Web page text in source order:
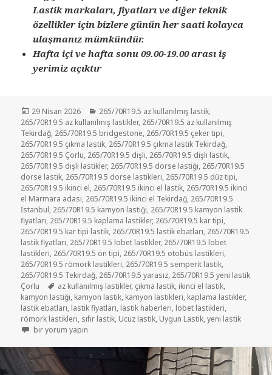
Lastik markaları, fiyatları ve diğer teknik
özellikler için bizlere günün her saati kolayca
ulaşmanız mümkündür.
Hafta içi ve hafta sonu 09.00-19.00 arası iş
yerimiz açıktır
Yayın
tarihi
29 Nisan 2026 Kategoriler
265/70R19.5 az kullanılmış lastik,
265/70R19.5 az kullanılmış lastikler, 265/70R19.5 az kullanılmış
Tekirdağ, 265/70R19.5 bridgestone, 265/70R19.5 çeker tipi,
265/70R19.5 çıkma lastik, 265/70R19.5 çıkma lastik Tekirdağ,
265/70R19.5 Çorlu, 265/70R19.5 dişli, 265/70R19.5 dişli lastik,
265/70R19.5 dişli lastikler, 265/70R19.5 dorse lastiği, 265/70R19.5
dorse lastik, 265/70R19.5 dorse lastikleri, 265/70R19.5 düz tipi,
265/70R19.5 ikinci el, 265/70R19.5 ikinci el lastik, 265/70R19.5 ikinci
el Marmara adası, 265/70R19.5 ikinci el Tekirdağ, 265/70R19.5
İstanbul, 265/70R19.5 kamyon lastiği, 265/70R19.5 kamyon lastik
fiyatları, 265/70R19.5 kaplama lastikler, 265/70R19.5 kar tipi,
265/70R19.5 kar tipi lastik, 265/70R19.5 lastik ebatları, 265/70R19.5
lastik fiyatları, 265/70R19.5 lobet lastikler, 265/70R19.5 lobet
lastikleri, 265/70R19.5 ön tipi, 265/70R19.5 otobüs lastikleri,
265/70R19.5 römork lastikleri, 265/70R19.5 semperit lastik,
265/70R19.5 Tekirdağ, 265/70R19.5 yarasız, 265/70R19.5 yeni lastik
Çorlu
Etiketler
az kullanılmış lastikler, çıkma lastik, ikinci el lastik,
kamyon lastiği, kamyon lastik, kamyon lastikleri, kaplama lastikler,
lastik ebatları, lastik fiyatları, lastik haberleri, lobet lastikleri,
römork lastikleri, sıfır lastik, Ucuz lastik, Uygun Lastik,yeni lastik
265/70R19.5 İKİNCİ EL ÇIKMA LOBET LASTİKLER için
bir yorum yapın